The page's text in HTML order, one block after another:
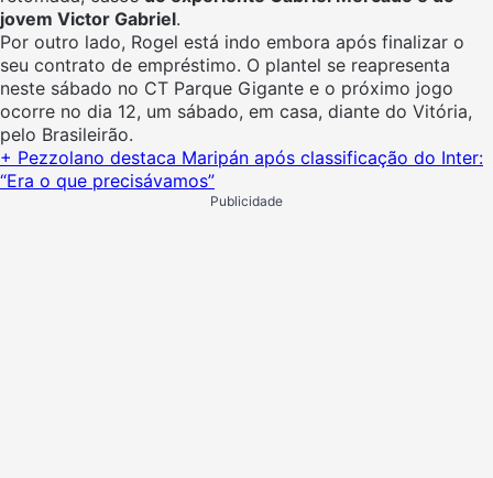
jovem Victor Gabriel.
Por outro lado, Rogel está indo embora após finalizar o
seu contrato de empréstimo. O plantel se reapresenta
neste sábado no CT Parque Gigante e o próximo jogo
ocorre no dia 12, um sábado, em casa, diante do Vitória,
pelo Brasileirão.
+ Pezzolano destaca Maripán após classificação do Inter:
“Era o que precisávamos”
Publicidade